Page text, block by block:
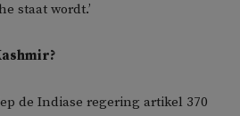
staat wordt.’
de Indiase regering artikel 370